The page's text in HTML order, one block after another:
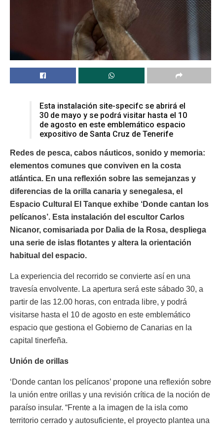
Esta instalación site-specifc se abrirá el
30 de mayo y se podrá visitar hasta el 10
de agosto en este emblemático espacio
expositivo de Santa Cruz de Tenerife
Redes de pesca, cabos náuticos, sonido y memoria:
elementos comunes que conviven en la costa
atlántica. En una reflexión sobre las semejanzas y
diferencias de la orilla canaria y senegalesa, el
Espacio Cultural El Tanque exhibe ‘Donde cantan los
pelícanos’. Esta instalación del escultor Carlos
Nicanor, comisariada por Dalia de la Rosa, despliega
una serie de islas flotantes y altera la orientación
habitual del espacio.
La experiencia del recorrido se convierte así en una
travesía envolvente. La apertura será este sábado 30, a
partir de las 12.00 horas, con entrada libre, y podrá
visitarse hasta el 10 de agosto en este emblemático
espacio que gestiona el Gobierno de Canarias en la
capital tinerfeña.
Unión de orillas
‘Donde cantan los pelícanos’ propone una reflexión sobre
la unión entre orillas y una revisión crítica de la noción de
paraíso insular. “Frente a la imagen de la isla como
territorio cerrado y autosuficiente, el proyecto plantea una